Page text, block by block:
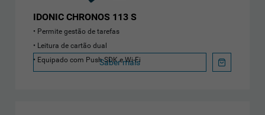
IDONIC CHRONOS 113 S
Permite gestão de tarefas
Leitura de cartão dual
Equipado com Push SDK e Wi-Fi
Saber mais